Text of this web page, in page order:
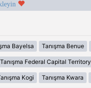
Bayelsa Tanışma Benue
Tanışma Federal Capital Territory
Kogi Tanışma Kwara